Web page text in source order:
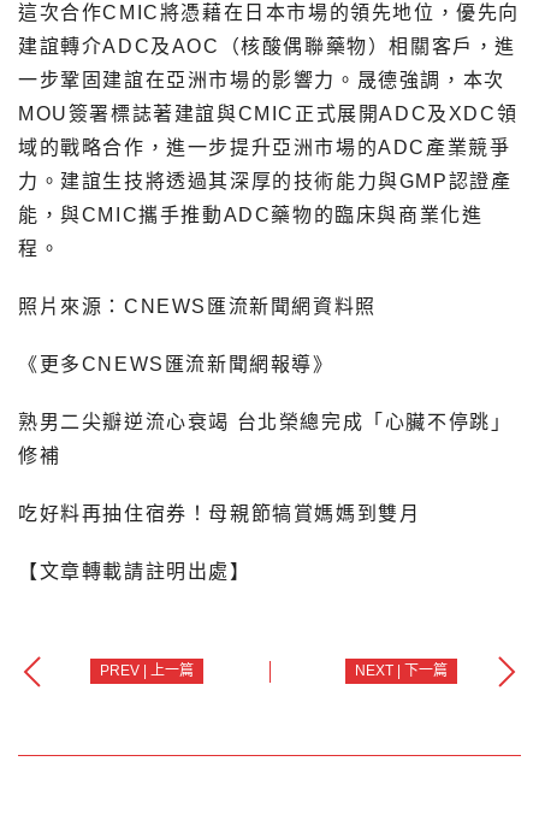
這次合作CMIC將憑藉在日本市場的領先地位，優先向
建誼轉介ADC及AOC（核酸偶聯藥物）相關客戶，進
一步鞏固建誼在亞洲市場的影響力。晟德強調，本次
MOU簽署標誌著建誼與CMIC正式展開ADC及XDC領
域的戰略合作，進一步提升亞洲市場的ADC產業競爭
力。建誼生技將透過其深厚的技術能力與GMP認證產
能，與CMIC攜手推動ADC藥物的臨床與商業化進
程。
照片來源：CNEWS匯流新聞網資料照
《更多CNEWS匯流新聞網報導》
熟男二尖瓣逆流心衰竭 台北榮總完成「心臟不停跳」
修補
吃好料再抽住宿券！母親節犒賞媽媽到雙月
【文章轉載請註明出處】
PREV | 上一篇 NEXT | 下一篇